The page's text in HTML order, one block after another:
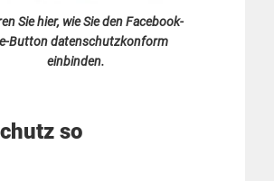
Sie hier, wie Sie den Facebook-
Button datenschutzkonform
einbinden.
so